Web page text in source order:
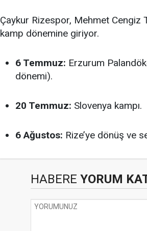
Çaykur Rizespor, Mehmet Cengiz
kamp dönemine giriyor.
6 Temmuz: Erzurum
dönemi).
20 Temmuz: Slovenya kampı.
6 Ağustos: Rize’ye dönüş ve
HABERE YORUM